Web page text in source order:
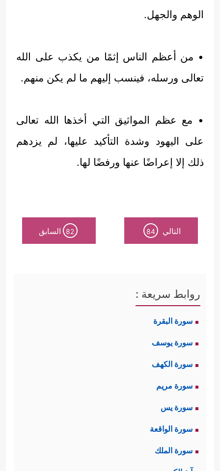
الوهم والجهل.
• من أعظم الناس إثمًا من يكذب على الله
تعالى ورسله، فينسب إليهم ما لم يكن منهم.
• مع عظم المواثيق التي أخذها الله تعالى
على اليهود وشدة التأكيد عليها، لم يزدهم
ذلك إلا إعراضًا عنها ورفضًا لها.
التالي 84
82 السابق
روابط سريعة :
سورة البقرة
سورة يوسف
سورة الكهف
سورة مريم
سورة يس
سورة الواقعة
سورة الملك